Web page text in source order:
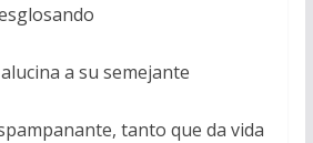
a su semejante
tanto que da vida